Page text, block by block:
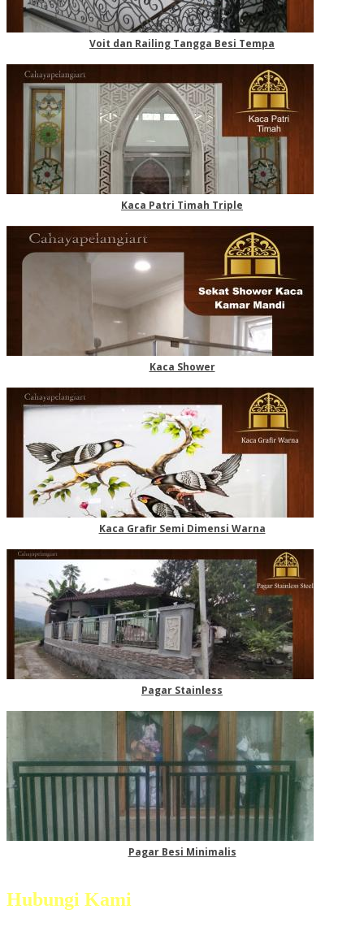
Voit dan Railing Tangga Besi Tempa
Kaca Patri Timah Triple
Kaca Shower
Kaca Grafir Semi Dimensi Warna
Pagar Stainless
Pagar Besi Minimalis
Hubungi Kami